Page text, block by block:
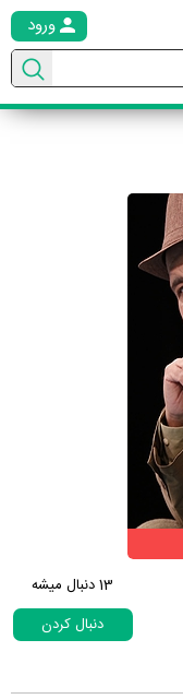
ورود
13دنبال میشه
دنبال کردن